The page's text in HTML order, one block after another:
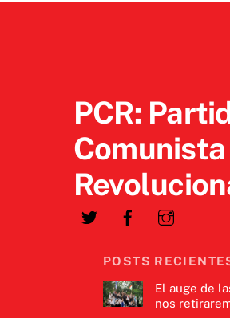
PCR:
Comunista
POSTS
El auge de
nos